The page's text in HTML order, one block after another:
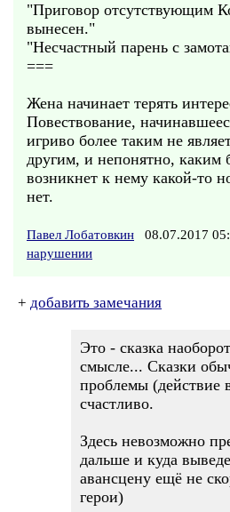
"Приговор отсутствующим
вынесен."
"Несчастный парень с
===
Жена начинает терять
Повествование,
игриво более таким не
другим, и непонятно, каким
возникнет к нему какой-то
нет.
Павел Лобатовкин 08.07.2017
нарушении
+ добавить замечания
Это - сказка
смысле... Сказки
проблемы (действие
счастливо.
Здесь невозможно
дальше и куда
авансцену ещё не
герои)